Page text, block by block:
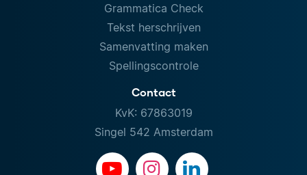
Grammatica Check
Tekst herschrijven
Samenvatting maken
Spellingscontrole
Contact
KvK: 67863019
Singel 542 Amsterdam